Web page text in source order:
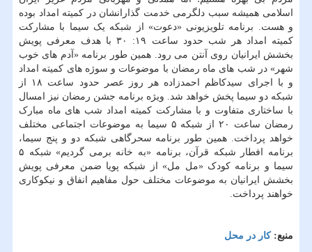
اسلامی همیشه سبب دلگرمی خدمت گذارانشان در کمیته امداد بوده
و هست. برنامه تلویزیونی «دعوت» از شبکه یک سیما با مشارکت
کمیته امداد هر شب حدود ساعت ۱۹: ۳۰ با هدف معرفی پویش
بخشش ایرانیان روی آنتن می رود. همین طور برنامه «آدم های خوب
شهر» در شب های ماه رمضان با موضوعات و سوژه های کمیته امداد
و با اجرای سیدکاظم احمدزاده هر روز عصر حدود ساعت ۱۸ از
شبکه دو سیما پخش خواهد شد. ویژه برنامه جشن رمضان نیز امسال
با ساختاری متفاوت و با مشارکت کمیته امداد شب های ماه مبارک
رمضان ساعت ۲۰ از شبکه ۵ سیما به موضوعات اجتماعی مختلف
خواهد پرداخت. همین طور برنامه سحرگاهی شبکه دو و پنج سیما،
برنامه افطار شبکه قرآن، برنامه «به خانه برمی گردیم» شبکه ۵
سیما و برنامه کودک «مل مل» از شبکه پویا ضمن معرفی پویش
بخشش ایرانیان به موضوعات مختلف حول مفاهیم انفاق و نیکوکاری
خواهند پرداخت.
منبع:كار در محل